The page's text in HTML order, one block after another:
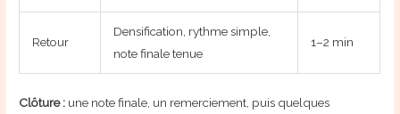
Retour
Densification, rythme simple,
note finale tenue
1–2 min
Clôture : une note finale, un remerciement, puis quelques